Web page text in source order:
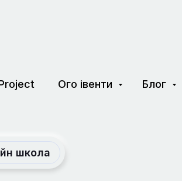
Ого івенти Блог
школа